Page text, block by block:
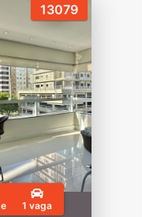
13079
1 vaga